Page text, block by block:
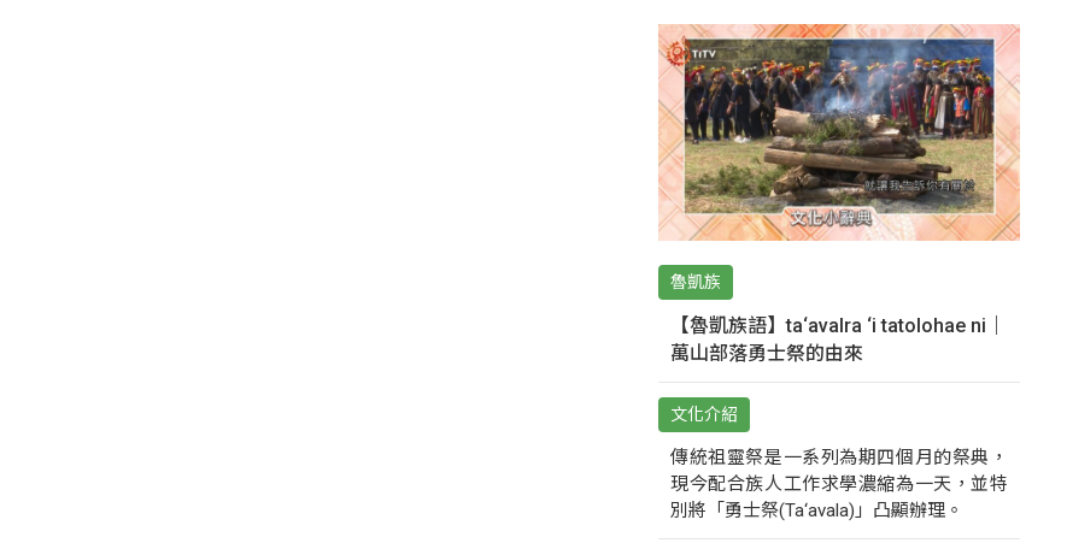
魯凱族
【魯凱族語】ta‘avalra ‘i tatolohae ni｜
萬山部落勇士祭的由來
文化介紹
傳統祖靈祭是一系列為期四個月的祭典，
現今配合族人工作求學濃縮為一天，並特
別將「勇士祭(Ta‘avala)」凸顯辦理。